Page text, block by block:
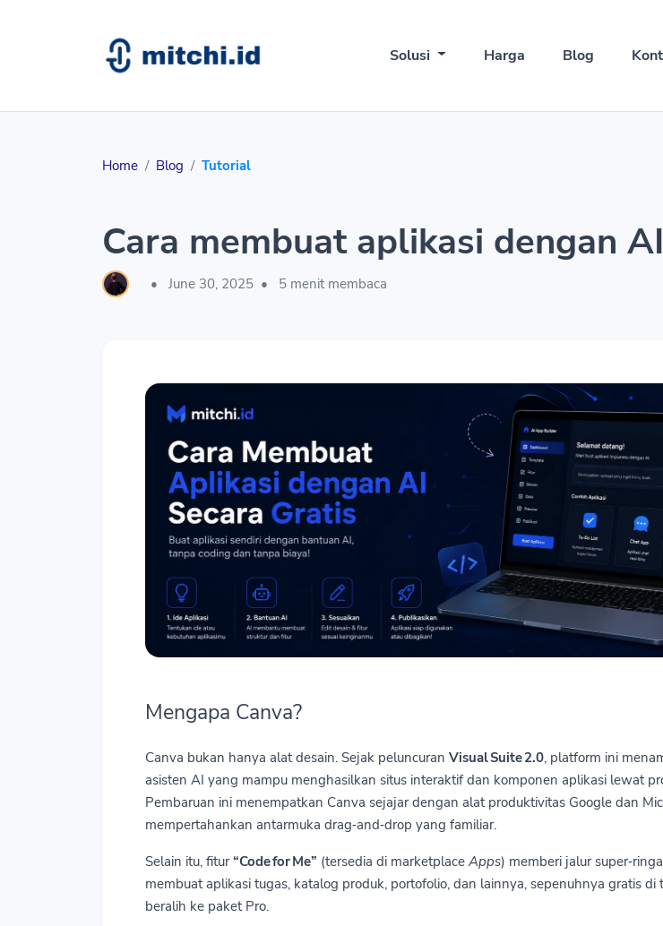
Solusi Harga Blog
Home Blog Tutorial
Cara membuat aplikasi dengan
• June 30, 2025 • 5 menit membaca
Mengapa Canva?
Canva bukan hanya alat desain. Sejak peluncuran Visual Suite 2.0, platform ini
asisten AI yang mampu menghasilkan situs interaktif dan komponen aplikasi lewat
Pembaruan ini menempatkan Canva sejajar dengan alat produktivitas Google dan
mempertahankan antarmuka drag‑and‑drop yang familiar.
Selain itu, fitur“Code for Me” (tersedia di marketplace Apps) memberi jalur
membuat aplikasi tugas, katalog produk, portofolio, dan lainnya, sepenuhnya gratis
beralih ke paket Pro.